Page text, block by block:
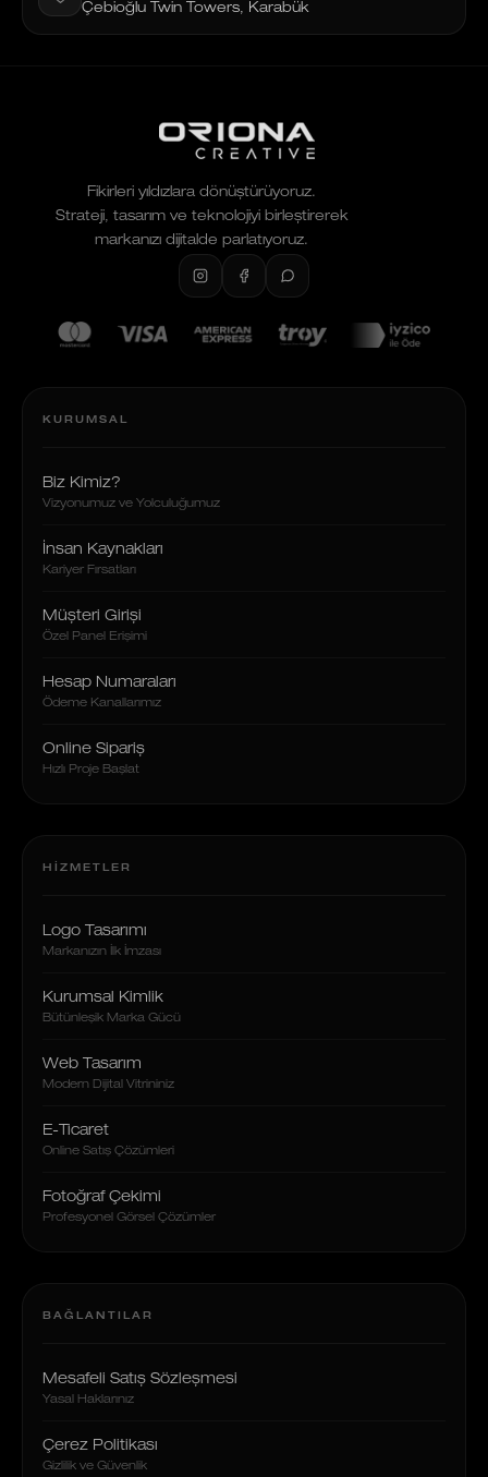
Çebioğlu Twin Towers, Karabük
Fikirleri yıldızlara dönüştürüyoruz.
Strateji, tasarım ve teknolojiyi birleştirerek
markanızı dijitalde parlatıyoruz.
KURUMSAL
Biz Kimiz?
Vizyonumuz ve Yolculuğumuz
İnsan Kaynakları
Kariyer Fırsatları
Müşteri Girişi
Özel Panel Erişimi
Hesap Numaraları
Ödeme Kanallarımız
Online Sipariş
Hızlı Proje Başlat
HIZMETLER
Logo Tasarımı
Markanızın İlk İmzası
Kurumsal Kimlik
Bütünleşik Marka Gücü
Web Tasarım
Modern Dijital Vitrininiz
E-Ticaret
Online Satış Çözümleri
Fotoğraf Çekimi
Profesyonel Görsel Çözümler
BAĞLANTILAR
Mesafeli Satış Sözleşmesi
Yasal Haklarınız
Çerez Politikası
Gizlilik ve Güvenlik